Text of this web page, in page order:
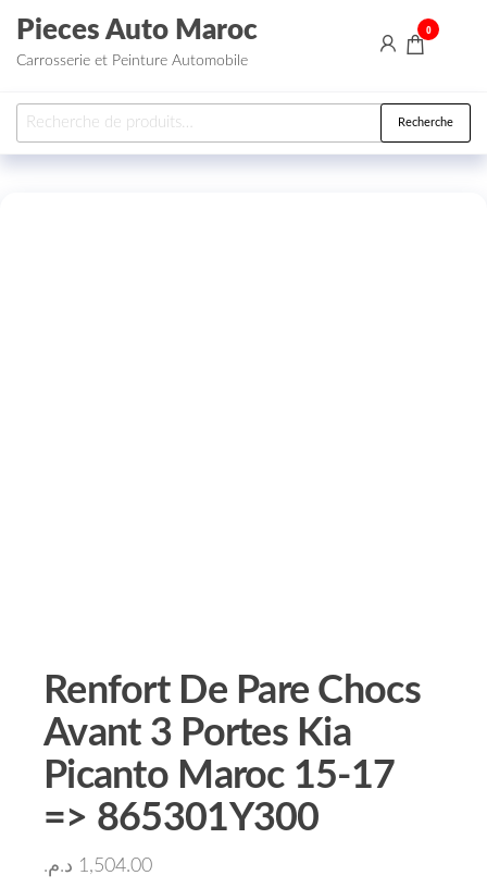
Aller au contenu
Pieces Auto Maroc
Carrosserie et Peinture Automobile
0
Recherche pour : Recherche
Renfort De Pare Chocs
Avant 3 Portes Kia
Picanto Maroc 15-17
=> 865301Y300
1,504.00 د.م.